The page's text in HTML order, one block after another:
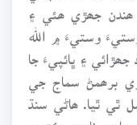
جھڙي ھئي ۽
وستيءَ ۾ الله
۽ ڀائپيءَ جا
برھمڻ سماج جي
ٿي ٿيا. ھاڻي سنڌ
ھاري ناري، ڪڙمي